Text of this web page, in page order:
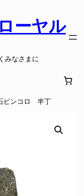
ーヤル
みなさまに
ピンコロ 半丁